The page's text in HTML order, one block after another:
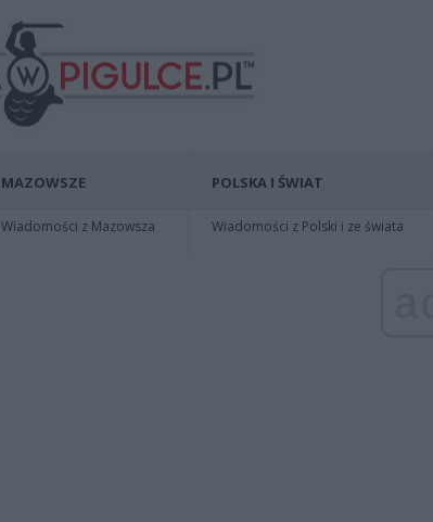
MAZOWSZE
Wiadomości z Mazowsza
POLSKA I ŚWIAT
Wiadomości z Polski i ze świata